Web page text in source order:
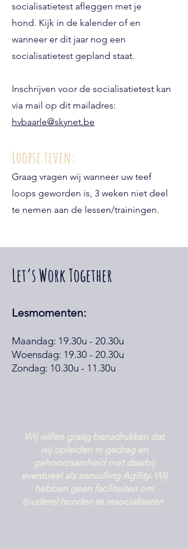
socialisatietest afleggen met je
hond. Kijk in de kalender of en
wanneer er dit jaar nog een
socialisatietest gepland staat.
Inschrijven voor de socialisatietest kan
via mail op dit mailadres:
hvbaarle@skynet.be
Loopse teven:
Graag vragen wij wanneer uw teef
loops geworden is, 3 weken niet deel
te nemen aan de lessen/trainingen.
Let’s Work Together
Lesmomenten:
Maandag: 19.30u - 20.30u
Woensdag: 19.30 - 20.30u
Zondag: 10.30u - 11.30u
Wij willen graag benadrukken dat
wij opleiden in gedrag en
gehoorzaamheid met daarbij
eventueel als aanvulling Agility. Wij
hebben geen faciliteiten om
(oudere) honden te resocialiseren